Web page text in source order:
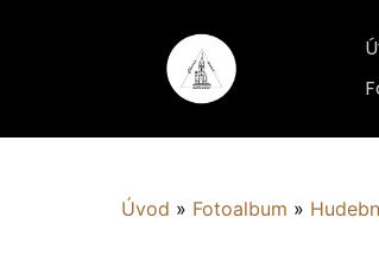
Úvod » Fotoalbum »